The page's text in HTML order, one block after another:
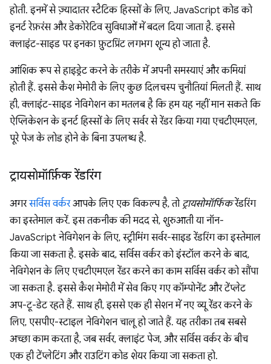
होती. इनमें से ज़्यादातर स्टैटिक हिस्सों के लिए, JavaScript कोड को
इनर्ट रेफ़रंस और डेकोरेटिव सुविधाओं में बदल दिया जाता है. इससे
क्लाइंट-साइड पर इनका फ़ुटप्रिंट लगभग शून्य हो जाता है.
आंशिक रूप से हाइड्रेट करने के तरीके में अपनी समस्याएं और कमियां
होती हैं. इससे कैश मेमोरी के लिए कुछ दिलचस्प चुनौतियां मिलती हैं. साथ
ही, क्लाइंट-साइड नेविगेशन का मतलब है कि हम यह नहीं मान सकते कि
ऐप्लिकेशन के इनर्ट हिस्सों के लिए सर्वर से रेंडर किया गया एचटीएमएल,
पूरे पेज के लोड होने के बिना उपलब्ध है.
ट्रायसोमॉर्फ़िक रेंडरिंग
अगरसर्विस वर्करआपके लिए एक विकल्प है, तो ट्रायसोमॉर्फिकरेंडरिंग
का इस्तेमाल करें. इस तकनीक की मदद से, शुरुआती या नॉन-
JavaScript नेविगेशन के लिए, स्ट्रीमिंग सर्वर-साइड रेंडरिंग का इस्तेमाल
किया जा सकता है. इसके बाद, सर्विस वर्कर को इंस्टॉल करने के बाद,
नेविगेशन के लिए एचटीएमएल रेंडर करने का काम सर्विस वर्कर को सौंपा
जा सकता है. इससे कैश मेमोरी में सेव किए गए कॉम्पोनेंट और टेंप्लेट
अप-टू-डेट रहते हैं. साथ ही, इससे एक ही सेशन में नए व्यू रेंडर करने के
लिए, एसपीए-स्टाइल नेविगेशन चालू हो जाते हैं. यह तरीका तब सबसे
अच्छा काम करता है, जब सर्वर, क्लाइंट पेज, और सर्विस वर्कर के बीच
एक ही टेंप्लेटिंग और राउटिंग कोड शेयर किया जा सकता हो.